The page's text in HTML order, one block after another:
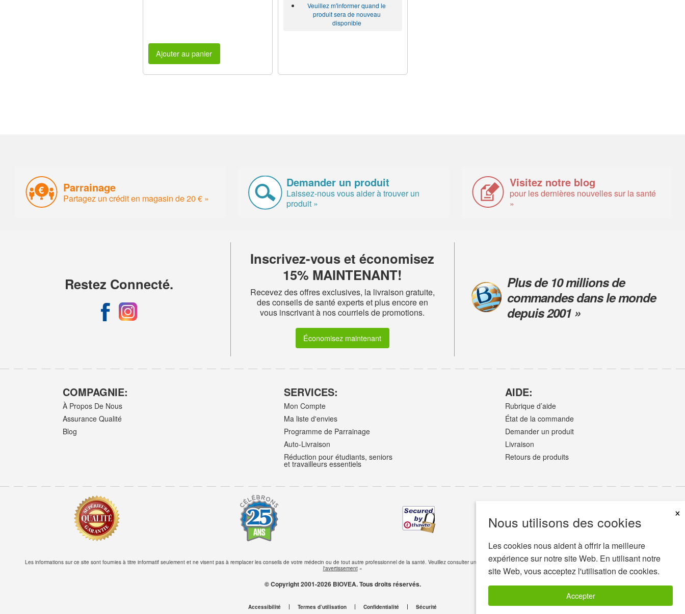
Nous utilisons des cookies
×
Les cookies nous aident à offrir la meilleure
expérience sur notre site Web. En utilisant notre
site Web, vous acceptez l'utilisation de cookies.
Accepter
Ajouter au panier
Veuillez m'informer quand le
produit sera de nouveau
disponible
Parrainage
Partagez un crédit en magasin de 20 € »
Demander un produit
Laissez-nous vous aider à trouver un
produit »
Visitez notre blog
pour les dernières nouvelles sur la santé
»
Restez Connecté.
Inscrivez-vous et économisez
15% MAINTENANT!
Recevez des offres exclusives, la livraison gratuite,
des conseils de santé experts et plus encore en
vous inscrivant à nos courriels de promotions.
Économisez maintenant
Plus de 10 millions de
commandes dans le monde
depuis 2001 »
COMPAGNIE:
À Propos De Nous
Assurance Qualité
Blog
SERVICES:
Mon Compte
Ma liste d'envies
Programme de Parrainage
Auto-Livraison
Réduction pour étudiants, seniors
et travailleurs essentiels
AIDE:
Rubrique d’aide
État de la commande
Demander un produit
Livraison
Retours de produits
Accessibilité Termes d’utilisation Confidentialité Sécurité
© Copyright 2001-2026 BIOVEA. Tous droits réservés.
Les informations sur ce site sont fournies à titre informatif seulement et ne visent pas à remplacer les conseils de votre médecin ou de tout autre professionnel de la santé. Veuillez consulter un professionnel de la santé si vous avez des questions de nature médicaleLire
l'avertissement»